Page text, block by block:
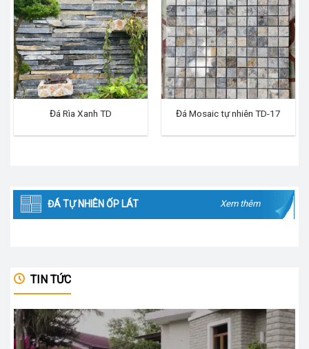
Đá Rìa Xanh TD Đá Mosaic tự nhiên TD-17
ĐÁ TỰ NHIÊN ỐP LÁT Xem thêm
TIN TỨC